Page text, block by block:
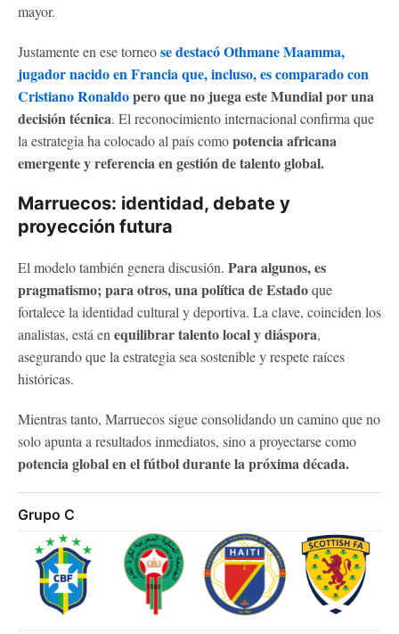
mayor.
Justamente en ese torneose destacó Othmane Maamma,
jugador nacido en Francia que, incluso, es comparado con
Cristiano Ronaldopero que no juega este Mundial por una
decisión técnica. El reconocimiento internacional confirma que
la estrategia ha colocado al país comopotencia africana
emergente y referencia en gestión de talento global.
Marruecos: identidad, debate y
proyección futura
El modelo también genera discusión. Para algunos, es
pragmatismo; para otros, una política de Estadoque
fortalece la identidad cultural y deportiva. La clave, coinciden los
analistas, está en equilibrar talento local y diáspora,
asegurando que la estrategia sea sostenible y respete raíces
históricas.
Mientras tanto, Marruecos sigue consolidando un camino que no
solo apunta a resultados inmediatos, sino a proyectarse como
potencia global en el fútbol durante la próxima década.
Grupo C